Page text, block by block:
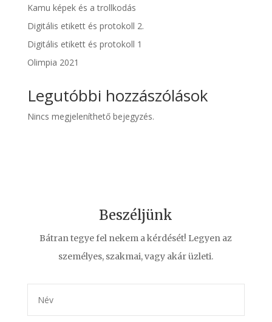
Kamu képek és a trollkodás
Digitális etikett és protokoll 2.
Digitális etikett és protokoll 1
Olimpia 2021
Legutóbbi hozzászólások
Nincs megjeleníthető bejegyzés.
Beszéljünk
Bátran tegye fel nekem a kérdését! Legyen az
személyes, szakmai, vagy akár üzleti.